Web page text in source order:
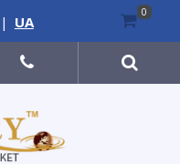
| UA
0